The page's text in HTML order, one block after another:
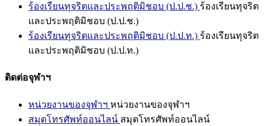
ร้องเรียนทุจริตและประพฤติมิชอบ (ป.ป.ช.) ร้องเรียนทุจริต
และประพฤติมิชอบ (ป.ป.ช.)
ร้องเรียนทุจริตและประพฤติมิชอบ (ป.ป.ท.) ร้องเรียนทุจริต
และประพฤติมิชอบ (ป.ป.ท.)
ติดต่อจุฬาฯ
หน่วยงานของจุฬาฯ หน่วยงานของจุฬาฯ
สมุดโทรศัพท์ออนไลน์ สมุดโทรศัพท์ออนไลน์